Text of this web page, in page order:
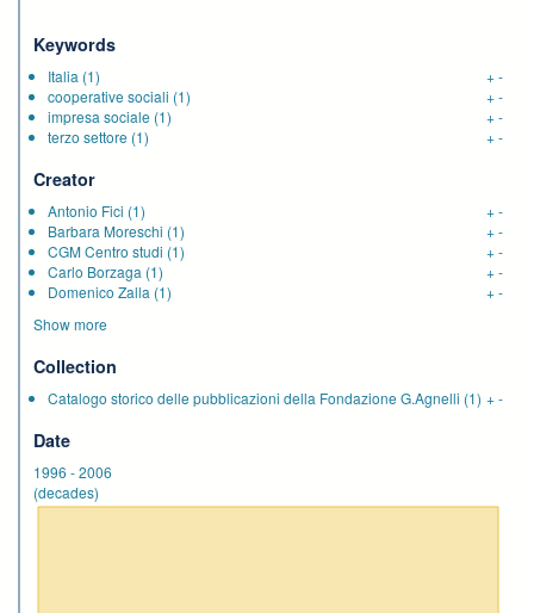
Keywords
Italia (1) +-
cooperative sociali (1) +-
impresa sociale (1) +-
terzo settore (1) +-
Creator
Antonio Fici (1) +-
Barbara Moreschi (1) +-
CGM Centro studi (1) +-
Carlo Borzaga (1) +-
Domenico Zalla (1) +-
Show more
Collection
Catalogo storico delle pubblicazioni della Fondazione G.Agnelli (1) +-
Date
1996 -2006
(decades)